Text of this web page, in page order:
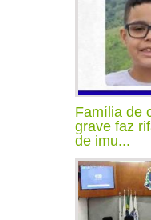
Família de
grave faz
de imu...